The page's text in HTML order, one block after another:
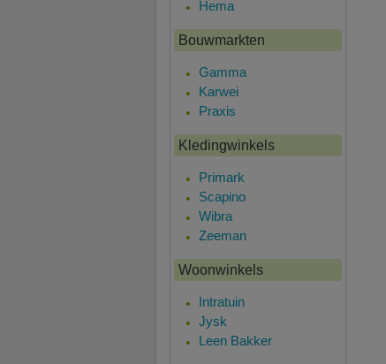
Hema
Bouwmarkten
Gamma
Karwei
Praxis
Kledingwinkels
Primark
Scapino
Wibra
Zeeman
Woonwinkels
Intratuin
Jysk
Leen Bakker